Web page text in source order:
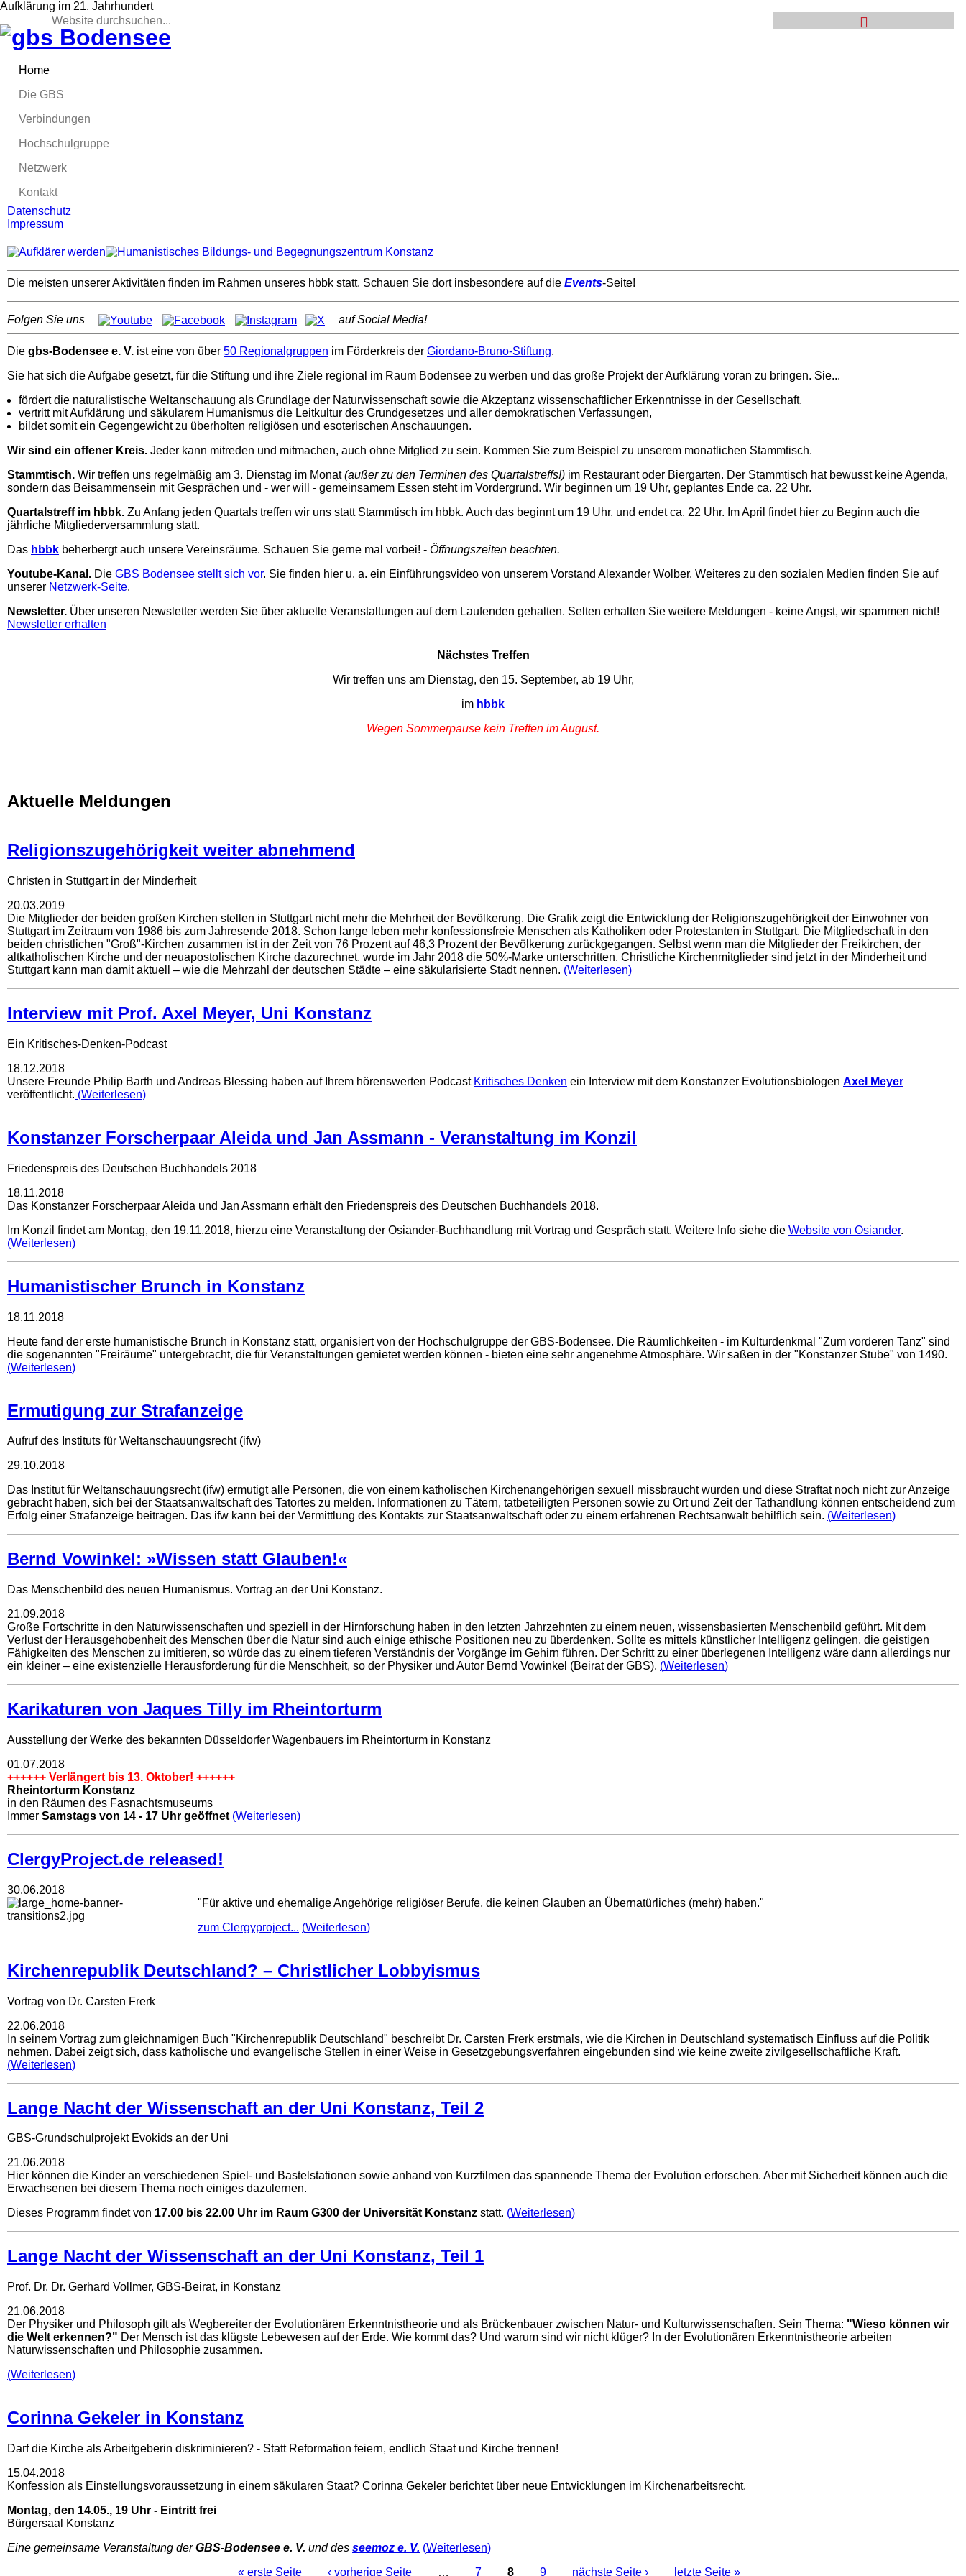
Aufklärung im 21. Jahrhundert
Home
Die GBS
Verbindungen
Hochschulgruppe
Netzwerk
Kontakt
Datenschutz
Impressum
Die meisten unserer Aktivitäten finden im Rahmen unseres hbbk statt. Schauen Sie dort insbesondere auf die Events-Seite!
Folgen Sie uns auf Social Media!
Die gbs-Bodensee e. V. ist eine von über 50 Regionalgruppen im Förderkreis der Giordano-Bruno-Stiftung.
Sie hat sich die Aufgabe gesetzt, für die Stiftung und ihre Ziele regional im Raum Bodensee zu werben und das große Projekt der Aufklärung voran zu bringen. Sie...
fördert die naturalistische Weltanschauung als Grundlage der Naturwissenschaft sowie die Akzeptanz wissenschaftlicher Erkenntnisse in der Gesellschaft,
vertritt mit Aufklärung und säkularem Humanismus die Leitkultur des Grundgesetzes und aller demokratischen Verfassungen,
bildet somit ein Gegengewicht zu überholten religiösen und esoterischen Anschauungen.
Wir sind ein offener Kreis. Jeder kann mitreden und mitmachen, auch ohne Mitglied zu sein. Kommen Sie zum Beispiel zu unserem monatlichen Stammtisch.
Stammtisch. Wir treffen uns regelmäßig am 3. Dienstag im Monat(außer zu den Terminen des Quartalstreffs!) im Restaurant oder Biergarten. Der Stammtisch hat bewusst keine Agenda,
sondern das Beisammensein mit Gesprächen und - wer will - gemeinsamem Essen steht im Vordergrund. Wir beginnen um 19 Uhr, geplantes Ende ca. 22 Uhr.
Quartalstreff im hbbk. Zu Anfang jeden Quartals treffen wir uns statt Stammtisch im hbbk. Auch das beginnt um 19 Uhr, und endet ca. 22 Uhr. Im April findet hier zu Beginn auch die
jährliche Mitgliederversammlung statt.
Das hbbk beherbergt auch unsere Vereinsräume. Schauen Sie gerne mal vorbei! - Öffnungszeiten beachten.
Youtube-Kanal. Die GBS Bodensee stellt sich vor. Sie finden hier u. a. ein Einführungsvideo von unserem Vorstand Alexander Wolber. Weiteres zu den sozialen Medien finden Sie auf
unserer Netzwerk-Seite.
Newsletter. Über unseren Newsletter werden Sie über aktuelle Veranstaltungen auf dem Laufenden gehalten. Selten erhalten Sie weitere Meldungen - keine Angst, wir spammen nicht!
Newsletter erhalten
Nächstes Treffen
Wir treffen uns am Dienstag, den 15. September, ab 19 Uhr,
im hbbk
Wegen Sommerpause kein Treffen im August.
Aktuelle Meldungen
Religionszugehörigkeit weiter abnehmend
Christen in Stuttgart in der Minderheit
20.03.2019
Die Mitglieder der beiden großen Kirchen stellen in Stuttgart nicht mehr die Mehrheit der Bevölkerung. Die Grafik zeigt die Entwicklung der Religionszugehörigkeit der Einwohner von
Stuttgart im Zeitraum von 1986 bis zum Jahresende 2018. Schon lange leben mehr konfessionsfreie Menschen als Katholiken oder Protestanten in Stuttgart. Die Mitgliedschaft in den
beiden christlichen "Groß"-Kirchen zusammen ist in der Zeit von 76 Prozent auf 46,3 Prozent der Bevölkerung zurückgegangen. Selbst wenn man die Mitglieder der Freikirchen, der
altkatholischen Kirche und der neuapostolischen Kirche dazurechnet, wurde im Jahr 2018 die 50%-Marke unterschritten. Christliche Kirchenmitglieder sind jetzt in der Minderheit und
Stuttgart kann man damit aktuell – wie die Mehrzahl der deutschen Städte – eine säkularisierte Stadt nennen. Weiterlesen
Interview mit Prof. Axel Meyer, Uni Konstanz
Ein Kritisches-Denken-Podcast
18.12.2018
Unsere Freunde Philip Barth und Andreas Blessing haben auf Ihrem hörenswerten Podcast Kritisches Denken ein Interview mit dem Konstanzer Evolutionsbiologen Axel Meyer
veröffentlicht. Weiterlesen
Konstanzer Forscherpaar Aleida und Jan Assmann - Veranstaltung im Konzil
Friedenspreis des Deutschen Buchhandels 2018
18.11.2018
Das Konstanzer Forscherpaar Aleida und Jan Assmann erhält den Friedenspreis des Deutschen Buchhandels 2018.
Im Konzil findet am Montag, den 19.11.2018, hierzu eine Veranstaltung der Osiander-Buchhandlung mit Vortrag und Gespräch statt. Weitere Info siehe die Website von Osiander.
Weiterlesen
Humanistischer Brunch in Konstanz
18.11.2018
Heute fand der erste humanistische Brunch in Konstanz statt, organisiert von der Hochschulgruppe der GBS-Bodensee. Die Räumlichkeiten - im Kulturdenkmal "Zum vorderen Tanz" sind
die sogenannten "Freiräume" untergebracht, die für Veranstaltungen gemietet werden können - bieten eine sehr angenehme Atmosphäre. Wir saßen in der "Konstanzer Stube" von 1490.
Weiterlesen
Ermutigung zur Strafanzeige
Aufruf des Instituts für Weltanschauungsrecht (ifw)
29.10.2018
Das Institut für Weltanschauungsrecht (ifw) ermutigt alle Personen, die von einem katholischen Kirchenangehörigen sexuell missbraucht wurden und diese Straftat noch nicht zur Anzeige
gebracht haben, sich bei der Staatsanwaltschaft des Tatortes zu melden. Informationen zu Tätern, tatbeteiligten Personen sowie zu Ort und Zeit der Tathandlung können entscheidend zum
Erfolg einer Strafanzeige beitragen. Das ifw kann bei der Vermittlung des Kontakts zur Staatsanwaltschaft oder zu einem erfahrenen Rechtsanwalt behilflich sein. Weiterlesen
Bernd Vowinkel: »Wissen statt Glauben!«
Das Menschenbild des neuen Humanismus. Vortrag an der Uni Konstanz.
21.09.2018
Große Fortschritte in den Naturwissenschaften und speziell in der Hirnforschung haben in den letzten Jahrzehnten zu einem neuen, wissensbasierten Menschenbild geführt. Mit dem
Verlust der Herausgehobenheit des Menschen über die Natur sind auch einige ethische Positionen neu zu überdenken. Sollte es mittels künstlicher Intelligenz gelingen, die geistigen
Fähigkeiten des Menschen zu imitieren, so würde das zu einem tieferen Verständnis der Vorgänge im Gehirn führen. Der Schritt zu einer überlegenen Intelligenz wäre dann allerdings nur
ein kleiner – eine existenzielle Herausforderung für die Menschheit, so der Physiker und Autor Bernd Vowinkel (Beirat der GBS). Weiterlesen
Karikaturen von Jaques Tilly im Rheintorturm
Ausstellung der Werke des bekannten Düsseldorfer Wagenbauers im Rheintorturm in Konstanz
01.07.2018
++++++ Verlängert bis 13. Oktober! ++++++
Rheintorturm Konstanz
in den Räumen des Fasnachtsmuseums
Immer Samstags von 14 - 17 Uhr geöffnet Weiterlesen
ClergyProject.de released!
30.06.2018
"Für aktive und ehemalige Angehörige religiöser Berufe, die keinen Glauben an Übernatürliches (mehr) haben."
zum Clergyproject... Weiterlesen
Kirchenrepublik Deutschland? – Christlicher Lobbyismus
Vortrag von Dr. Carsten Frerk
22.06.2018
In seinem Vortrag zum gleichnamigen Buch "Kirchenrepublik Deutschland" beschreibt Dr. Carsten Frerk erstmals, wie die Kirchen in Deutschland systematisch Einfluss auf die Politik
nehmen. Dabei zeigt sich, dass katholische und evangelische Stellen in einer Weise in Gesetzgebungsverfahren eingebunden sind wie keine zweite zivilgesellschaftliche Kraft.
Weiterlesen
Lange Nacht der Wissenschaft an der Uni Konstanz, Teil 2
GBS-Grundschulprojekt Evokids an der Uni
21.06.2018
Hier können die Kinder an verschiedenen Spiel- und Bastelstationen sowie anhand von Kurzfilmen das spannende Thema der Evolution erforschen. Aber mit Sicherheit können auch die
Erwachsenen bei diesem Thema noch einiges dazulernen.
Dieses Programm findet von 17.00 bis 22.00 Uhr im Raum G300 der Universität Konstanz statt. Weiterlesen
Lange Nacht der Wissenschaft an der Uni Konstanz, Teil 1
Prof. Dr. Dr. Gerhard Vollmer, GBS-Beirat, in Konstanz
21.06.2018
Der Physiker und Philosoph gilt als Wegbereiter der Evolutionären Erkenntnistheorie und als Brückenbauer zwischen Natur- und Kulturwissenschaften. Sein Thema: "Wieso können wir
die Welt erkennen?" Der Mensch ist das klügste Lebewesen auf der Erde. Wie kommt das? Und warum sind wir nicht klüger? In der Evolutionären Erkenntnistheorie arbeiten
Naturwissenschaften und Philosophie zusammen.
Weiterlesen
Corinna Gekeler in Konstanz
Darf die Kirche als Arbeitgeberin diskriminieren? - Statt Reformation feiern, endlich Staat und Kirche trennen!
15.04.2018
Konfession als Einstellungsvoraussetzung in einem säkularen Staat? Corinna Gekeler berichtet über neue Entwicklungen im Kirchenarbeitsrecht.
Montag, den 14.05., 19 Uhr - Eintritt frei
Bürgersaal Konstanz
Eine gemeinsame Veranstaltung derGBS-Bodensee e. V. und des seemoz e. V. Weiterlesen
Seiten
« erste Seite ‹ vorherige Seite … 7 8 9 nächste Seite › letzte Seite »
Suchformular
Suche